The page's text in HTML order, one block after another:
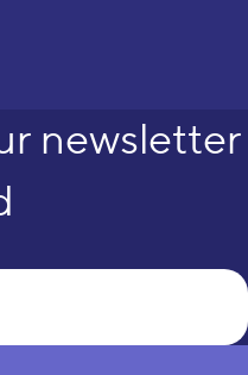
newsletter